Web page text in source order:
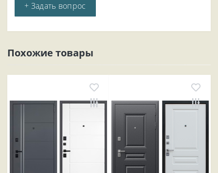
+ Задать вопрос
Похожие товары